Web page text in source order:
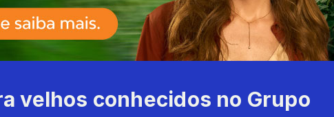
velhos conhecidos no Grupo